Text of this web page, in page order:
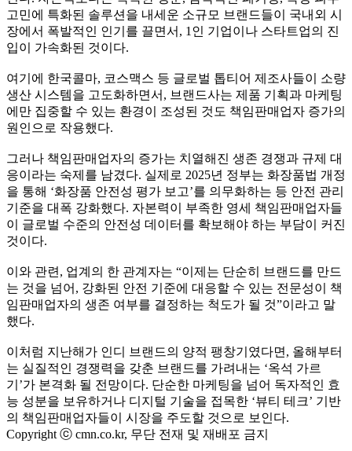
고민에 특화된 솔루션을 내세운 소규모 브랜드들이 국내외 시
장에서 폭발적인 인기를 끌면서, 1인 기업이나 스타트업의 진
입이 가속화된 것이다.
여기에 한국콜마, 코스맥스 등 글로벌 톱티어 제조사들이 소량
생산 시스템을 고도화하면서, 브랜드사는 제품 기획과 마케팅
에만 집중할 수 있는 환경이 조성된 것도 책임판매업자 증가의
원인으로 작용했다.
그러나 책임판매업자의 증가는 치열해진 생존 경쟁과 규제 대
응이라는 숙제를 남겼다. 실제로 2025년 정부는 화장품법 개정
을 통해 ‘화장품 안전성 평가 보고’를 의무화하는 등 안전 관리
기준을 대폭 강화했다. 자본력이 부족한 영세 책임판매업자들
이 글로벌 수준의 안전성 데이터를 확보해야 하는 부담이 커진
것이다.
이와 관련, 업계의 한 관계자는 “이제는 단순히 브랜드를 만드
는 것을 넘어, 강화된 안전 기준에 대응할 수 있는 전문성이 책
임판매업자의 생존 여부를 결정하는 척도가 될 것”이라고 말
했다.
이처럼 지난해가 인디 브랜드의 양적 팽창기였다면, 올해부터
는 실질적인 경쟁력을 갖춘 브랜드를 가려내는 ‘옥석 가르
기’가 본격화 될 전망이다. 단순한 마케팅을 넘어 독자적인 효
능 성분을 보유하거나 디지털 기술을 접목한 ‘뷰티 테크’ 기반
의 책임판매업자들이 시장을 주도할 것으로 보인다.
Copyright ⓒ cmn.co.kr, 무단 전재 및 재배포 금지